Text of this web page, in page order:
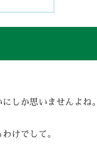
しか思いませんよね。
けでして。